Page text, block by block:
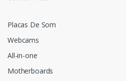
Placas De Som
Webcams
All-in-one
Motherboards